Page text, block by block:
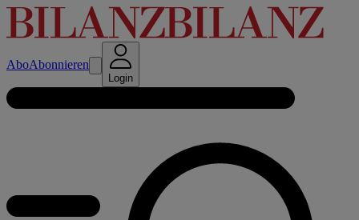
AboAbonnieren
Login